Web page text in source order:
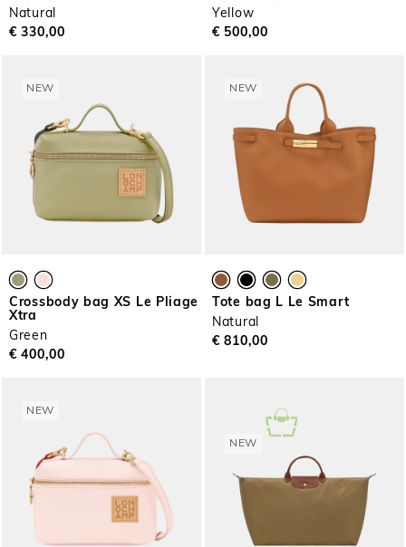
Natural
€ 330,00
Yellow
€ 500,00
NEW
Crossbody bag XS Le Pliage
Xtra
Green
€ 400,00
NEW
Tote bag L Le Smart
Natural
€ 810,00
NEW
NEW